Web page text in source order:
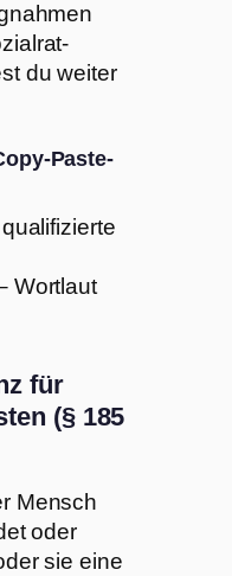
du weiter
Paste-
Wortlaut
für
(§ 185
Mensch
oder
sie eine